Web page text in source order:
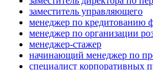
заместитель управляющего
менеджер по кредитованию
менеджер по организации
менеджер-стажер
начинающий менеджер по
специалист корпоративных